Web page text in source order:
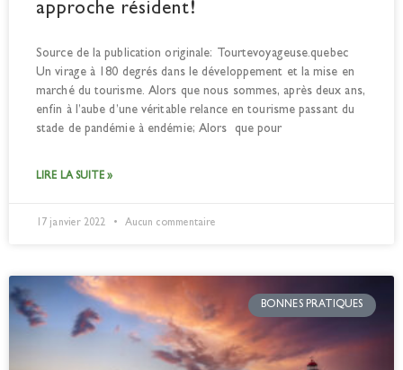
approche résident!
Source de la publication originale: Tourtevoyageuse.quebec
Un virage à 180 degrés dans le développement et la mise en
marché du tourisme. Alors que nous sommes, après deux ans,
enfin à l’aube d’une véritable relance en tourisme passant du
stade de pandémie à endémie; Alors que pour
LIRE LA SUITE »
17 janvier 2022 Aucun commentaire
BONNES PRATIQUES